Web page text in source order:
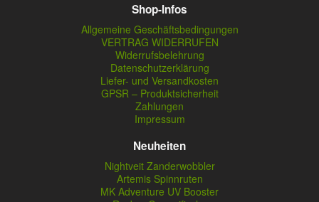
Shop-Infos
Allgemeine Geschäftsbedingungen
VERTRAG WIDERRUFEN
Widerrufsbelehrung
Datenschutzerklärung
Liefer- und Versandkosten
GPSR – Produktsicherheit
Zahlungen
Impressum
Neuheiten
Nightveit Zanderwobbler
Artemis Spinnruten
MK Adventure UV Booster